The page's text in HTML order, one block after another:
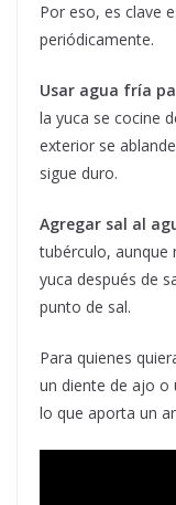
Por eso, es clave
periódicamente.
Usar agua fría
la yuca se cocine
exterior se
sigue duro.
Agregar sal al
tubérculo, aunque
yuca después de
punto de sal.
Para quienes
un diente de ajo o
lo que aporta un